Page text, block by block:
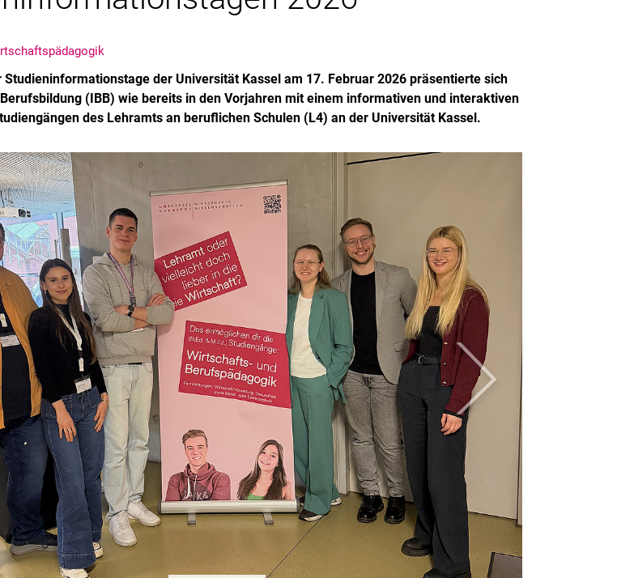
Studieninformationstage der Universität Kassel am 17. Februar 2026 präsentierte sich
(IBB) wie bereits in den Vorjahren mit einem informativen und interaktiven
des Lehramts an beruflichen Schulen (L4) an der Universität Kassel.
weiter